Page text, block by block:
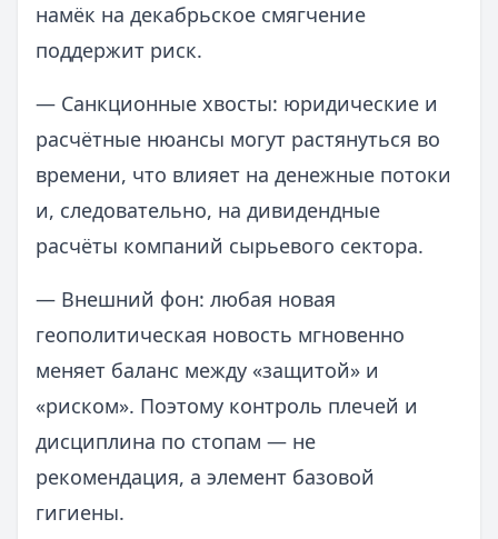
намёк на декабрьское смягчение
поддержит риск.
— Санкционные хвосты: юридические и
расчётные нюансы могут растянуться во
времени, что влияет на денежные потоки
и, следовательно, на дивидендные
расчёты компаний сырьевого сектора.
— Внешний фон: любая новая
геополитическая новость мгновенно
меняет баланс между «защитой» и
«риском». Поэтому контроль плечей и
дисциплина по стопам — не
рекомендация, а элемент базовой
гигиены.